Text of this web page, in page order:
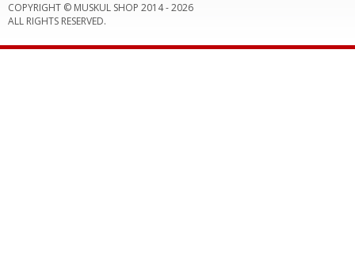
COPYRIGHT © MUSKUL SHOP 2014 -2026
ALL RIGHTS RESERVED.